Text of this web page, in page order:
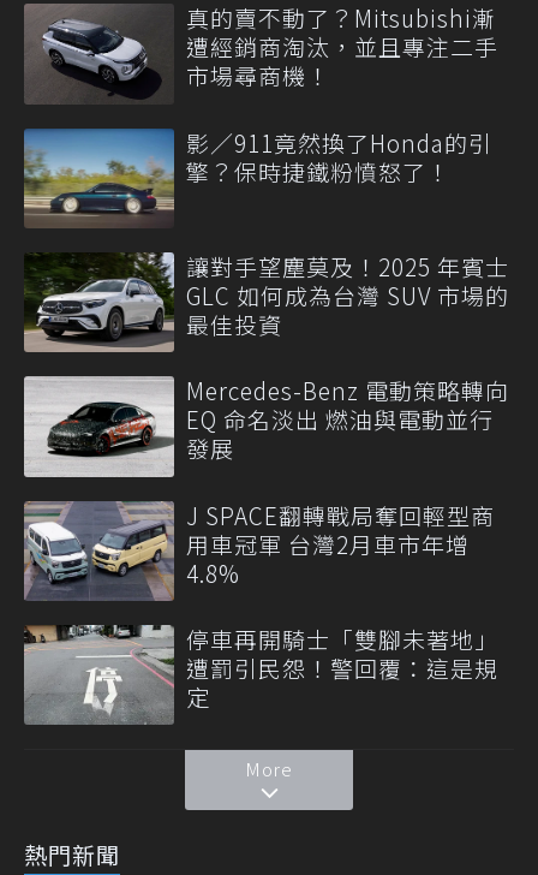
真的賣不動了？Mitsubishi漸
遭經銷商淘汰，並且專注二手
市場尋商機！
影／911竟然換了Honda的引
擎？保時捷鐵粉憤怒了！
讓對手望塵莫及！2025 年賓士
GLC 如何成為台灣 SUV 市場的
最佳投資
Mercedes-Benz 電動策略轉向
EQ 命名淡出 燃油與電動並行
發展
J SPACE翻轉戰局奪回輕型商
用車冠軍 台灣2月車市年增
4.8%
停車再開騎士「雙腳未著地」
遭罰引民怨！警回覆：這是規
定
More
熱門新聞